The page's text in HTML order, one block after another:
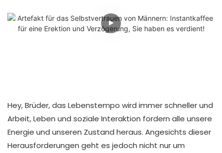
Hey, Brüder, das Lebenstempo wird immer schneller und
Arbeit, Leben und soziale Interaktion fordern alle unsere
Energie und unseren Zustand heraus. Angesichts dieser
Herausforderungen geht es jedoch nicht nur um